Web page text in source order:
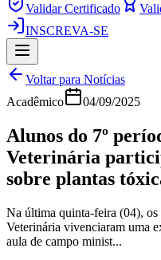
Validar Certificado
INSCREVA-SE
Voltar para Notícias
Acadêmico
04/09/2025
Alunos do 7º
Veterinária
sobre plantas
Na última quinta-feira (04), os
Veterinária vivenciaram uma
aula de campo minist...